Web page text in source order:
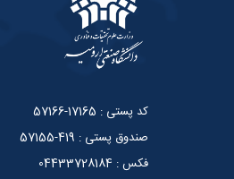
کد پستی : 17165-57166
صندوق پستی : 419-57155
فکس : 04433728184